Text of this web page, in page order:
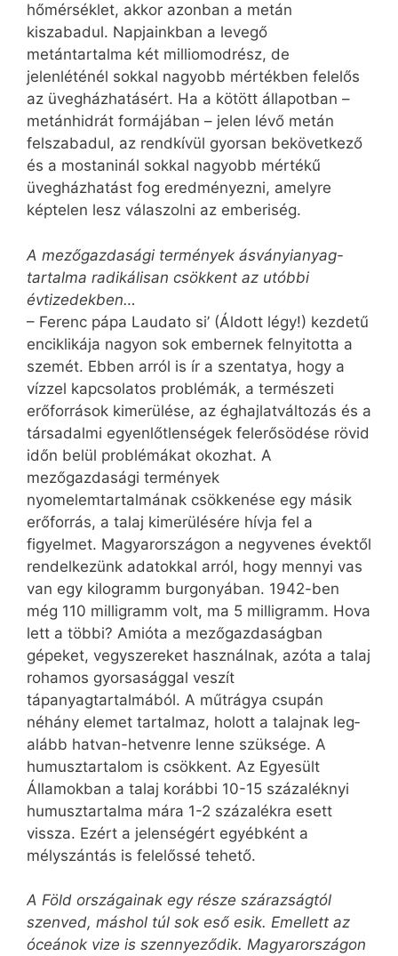
hőmérséklet, akkor azonban a metán
kiszabadul. Napjainkban a levegő
metántartalma két milliomodrész, de
jelenléténél sokkal nagyobb mértékben felelős
az üvegházhatásért. Ha a kötött állapotban –
metánhidrát formájában – jelen lévő metán
felszabadul, az rendkívül gyorsan bekövetkező
és a mostaninál sokkal nagyobb mértékű
üvegházhatást fog eredményezni, amelyre
képtelen lesz válaszolni az emberiség.
A mezőgazdasági termények ásványianyag-
tartalma radikálisan csökkent az utóbbi
évtizedekben…
– Ferenc pápa Laudato si’ (Áldott légy!) kezdetű
enciklikája nagyon sok embernek felnyitotta a
szemét. Ebben arról is ír a szentatya, hogy a
vízzel kapcsolatos problémák, a természeti
erőforrások kimerülése, az éghajlatváltozás és a
társadalmi egyenlőtlenségek felerősödése rövid
időn belül problémákat okozhat. A
mezőgazdasági termények
nyomelemtartalmának csökkenése egy másik
erőforrás, a talaj kimerülésére hívja fel a
figyelmet. Magyarországon a negyvenes évektől
rendelkezünk adatokkal arról, hogy mennyi vas
van egy kilo­gramm burgonyában. 1942-ben
még 110 milligramm volt, ma 5 milligramm. Hova
lett a többi? Amióta a mezőgazdaságban
gépeket, vegyszereket használnak, azóta a talaj
rohamos gyorsasággal veszít
tápanyagtartalmából. A műtrágya csupán
néhány elemet tartalmaz, holott a talajnak leg­
alább hatvan-hetvenre lenne szüksége. A
humusztartalom is csökkent. Az Egyesült
Államokban a talaj korábbi 10-15 százaléknyi
humusztartalma mára 1-2 százalékra esett
vissza. Ezért a jelenségért egyébként a
mélyszántás is felelőssé tehető.
A Föld országainak egy része szárazságtól
szenved, máshol túl sok eső esik. Emellett az
óceánok vize is szennyeződik. Magyarországon